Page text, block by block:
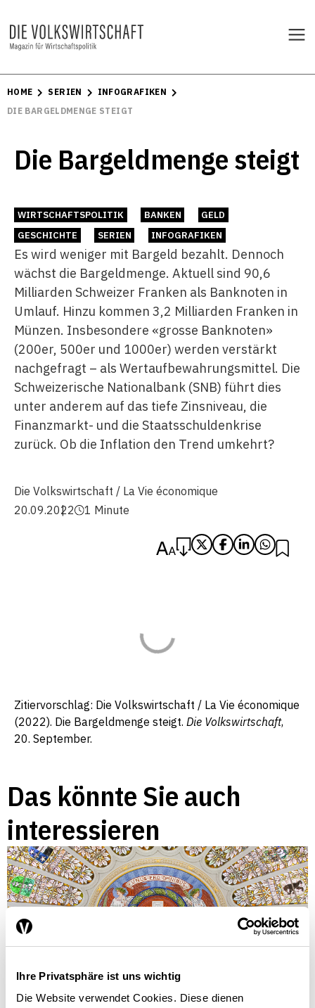
Ihre Privatsphäre ist uns wichtig
Die Website verwendet Cookies. Diese dienen
HOME SERIEN
INFOGRAFIKEN
DIE BARGELDMENGE STEIGT
Die Bargeldmenge steigt
WIRTSCHAFTSPOLITIK BANKEN
GELD
GESCHICHTE
SERIEN INFOGRAFIKEN
Es wird weniger mit Bargeld bezahlt. Dennoch
wächst die Bargeldmenge. Aktuell sind 90,6
Milliarden Schweizer Franken als Banknoten in
Umlauf. Hinzu kommen 3,2 Milliarden Franken in
Münzen. Insbesondere «grosse Banknoten»
(200er, 500er und 1000er) werden verstärkt
nachgefragt – als Wertaufbewahrungsmittel. Die
Schweizerische Nationalbank (SNB) führt dies
unter anderem auf das tiefe Zinsniveau, die
Finanzmarkt- und die Staatsschuldenkrise
zurück. Ob die Inflation den Trend umkehrt?
Die Volkswirtschaft / La Vie économique
20.09.2022
1 Minute
Zitiervorschlag: Die Volkswirtschaft / La Vie économique
(2022). Die Bargeldmenge steigt. Die Volkswirtschaft,
20. September.
Das könnte Sie auch
interessieren